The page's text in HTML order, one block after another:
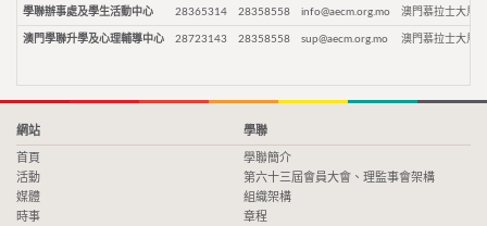
學聯辦事處及學生活動中心 28365314 28358558 info@aecm.org.mo 澳門慕拉士大馬
澳門學聯升學及心理輔導中心 28723143 28358558 sup@aecm.org.mo 澳門慕拉士大馬
網站
首頁
活動
媒體
時事
學聯
學聯簡介
第六十三屆會員大會、理監事會架構
組織架構
章程